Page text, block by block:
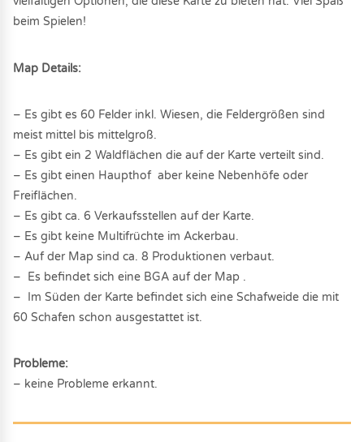
beim Spielen!
Map Details:
– Es gibt es 60 Felder inkl. Wiesen, die Feldergrößen sind
meist mittel bis mittelgroß.
– Es gibt ein 2 Waldflächen die auf der Karte verteilt sind.
– Es gibt einen Haupthof aber keine Nebenhöfe oder
Freiflächen.
– Es gibt ca. 6 Verkaufsstellen auf der Karte.
– Es gibt keine Multifrüchte im Ackerbau.
– Auf der Map sind ca. 8 Produktionen verbaut.
– Es befindet sich eine BGA auf der Map .
– Im Süden der Karte befindet sich eine Schafweide die mit
60 Schafen schon ausgestattet ist.
Probleme:
– keine Probleme erkannt.